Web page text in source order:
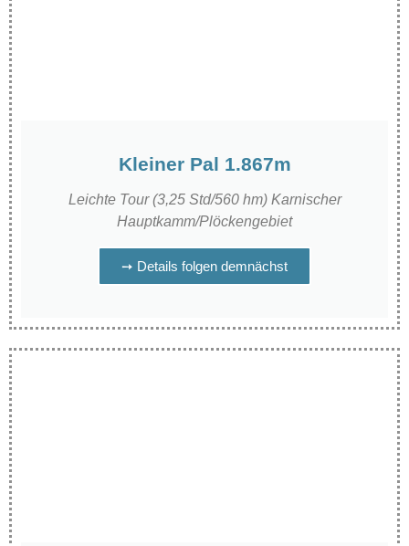
Kleiner Pal 1.867m
Leichte Tour (3,25 Std/560 hm) Karnischer
Hauptkamm/Plöckengebiet
➙ Details folgen demnächst